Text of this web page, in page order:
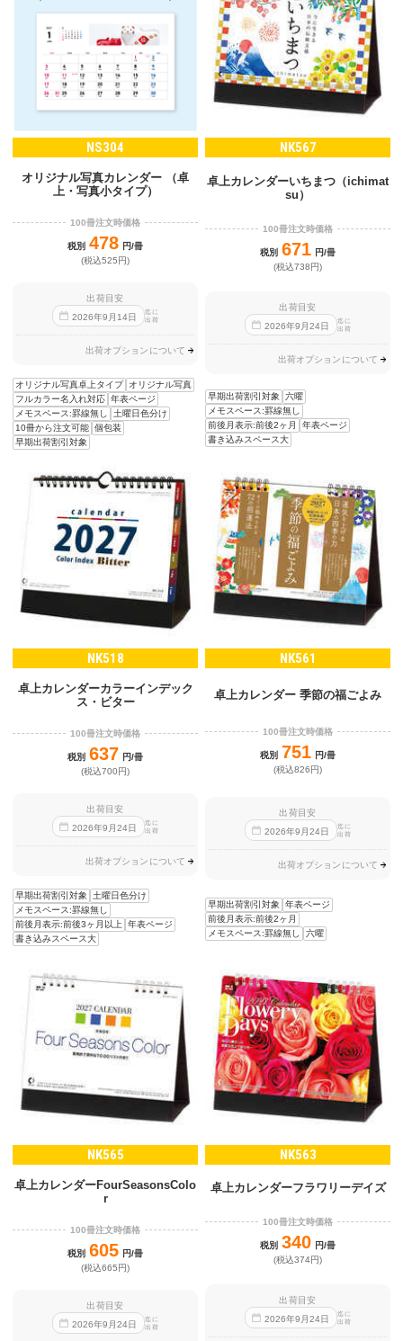
NS304
オリジナル写真カレンダー （卓
上・写真小タイプ）
100冊注文時価格
税別 478 円/冊
(税込525円)
出荷目安
2026年9 月14日
迄に
出荷
出荷オプションについて
オリジナル写真卓上タイプ
オリジナル写真
フルカラー名入れ対応 年表ページ
メモスペース:罫線無し
土曜日色分け
10冊から注文可能 個包装
早期出荷割引対象
NK567
卓上カレンダーいちまつ（ichimat
su）
100冊注文時価格
税別 671 円/冊
(税込738円)
出荷目安
2026年9 月24日
迄に
出荷
出荷オプションについて
早期出荷割引対象
六曜
メモスペース:罫線無し
前後月表示:前後2ヶ月
年表ページ
書き込みスペース大
NK518
卓上カレンダーカラーインデック
ス・ビター
100冊注文時価格
税別 637 円/冊
(税込700円)
出荷目安
2026年9 月24日
迄に
出荷
出荷オプションについて
早期出荷割引対象
土曜日色分け
メモスペース:罫線無し
前後月表示:前後3ヶ月以上 年表ページ
書き込みスペース大
NK561
卓上カレンダー 季節の福ごよみ
100冊注文時価格
税別 751 円/冊
(税込826円)
出荷目安
2026年9 月24日
迄に
出荷
出荷オプションについて
早期出荷割引対象
年表ページ
前後月表示:前後2ヶ月
メモスペース:罫線無し
六曜
NK565
卓上カレンダーFourSeasonsColo
r
100冊注文時価格
税別 605 円/冊
(税込665円)
出荷目安
2026年9 月24日
迄に
出荷
NK563
卓上カレンダーフラワリーデイズ
100冊注文時価格
税別 340 円/冊
(税込374円)
出荷目安
2026年9 月24日
迄に
出荷